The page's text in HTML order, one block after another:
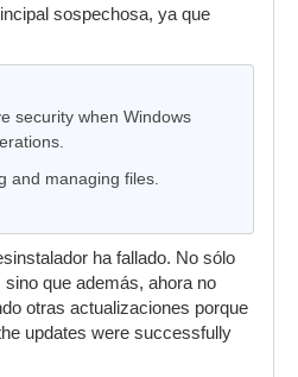
sospechosa, ya que
security when Windows
and managing files.
ha fallado. No sólo
que además, ahora no
otras actualizaciones porque
updates were successfully